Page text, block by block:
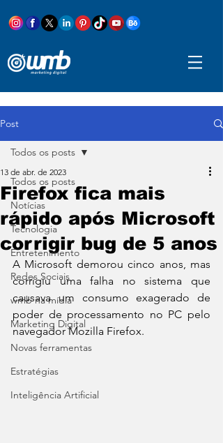
Post
Todos os posts
Notícias
Tecnologia
Entretenimento
Redes Sociais
wmb na mídia
Marketing Digital
Novas ferramentas
Estratégias
Inteligência Artificial
Todos os posts
Firefox fica mais
rápido após Microsoft
corrigir bug de 5 anos
13 de abr. de 2023
A Microsoft demorou cinco anos, mas
corrigiu uma falha no sistema que
causava um consumo exagerado de
poder de processamento no PC pelo
navegador Mozilla Firefox.